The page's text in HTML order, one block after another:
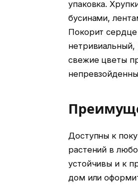
упаковка.
бусинами,
Покорит сердце
свежие цветы
Доступны к
растений в
устойчивы и к
дом или